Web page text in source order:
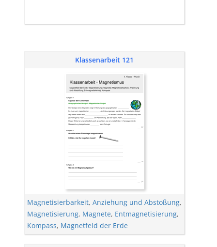
Klassenarbeit 121
Magnetisierbarkeit, Anziehung und Abstoßung,
Magnetisierung, Magnete, Entmagnetisierung,
Kompass, Magnetfeld der Erde